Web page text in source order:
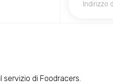
servizio di Foodracers.